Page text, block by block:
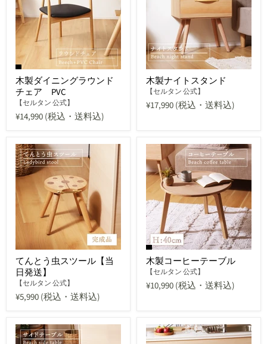
木製ダイニングラウンド
チェア PVC
【セルタン 公式】
¥14,990(税込・送料込)
木製ナイトスタンド
【セルタン 公式】
¥17,990(税込・送料込)
てんとう虫スツール【当
日発送】
【セルタン 公式】
¥5,990(税込・送料込)
木製コーヒーテーブル
【セルタン 公式】
¥10,990(税込・送料込)